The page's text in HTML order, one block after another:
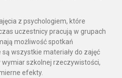
z psychologiem, które
uczestnicy pracują w grupach
możliwość spotkań
wszystkie materiały do zajęć
wymiar szkolnej rzeczywistości,
efekty.